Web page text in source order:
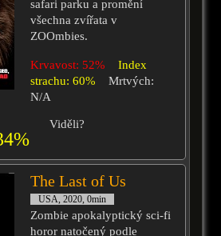
safari parku a promění
všechna zvířata v
ZOOmbies.
Krvavost: 52%
Index
strachu: 60%
Mrtvých:
N/A
Viděli?
The Last of Us
USA, 2020, 0min
Zombie apokalyptický sci-fi
horor natočený podle